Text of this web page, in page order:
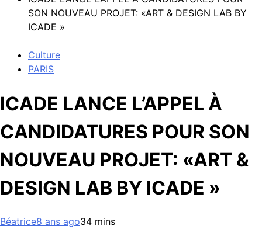
SON NOUVEAU PROJET: «ART & DESIGN LAB BY
ICADE »
Culture
PARIS
ICADE LANCE L’APPEL À
CANDIDATURES POUR SON
NOUVEAU PROJET: «ART &
DESIGN LAB BY ICADE »
Béatrice8 ans ago34 mins